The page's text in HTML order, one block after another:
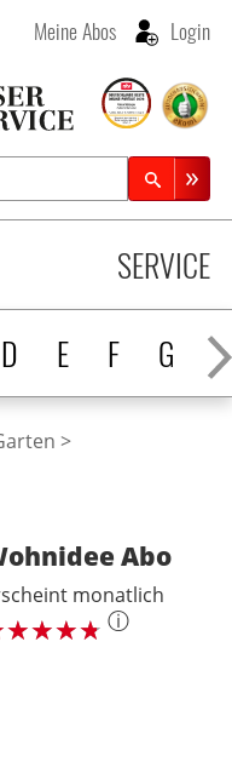
Meine Abos Login
D E F G H
SERVICE
Abo
monatlich
ⓘ